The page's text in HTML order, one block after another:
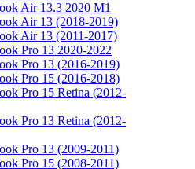
Air 13.3 2020 M1
Air 13 (2018-2019)
Air 13 (2011-2017)
Pro 13 2020-2022
Pro 13 (2016-2019)
Pro 15 (2016-2018)
Pro 15 Retina (2012-
Pro 13 Retina (2012-
Pro 13 (2009-2011)
Pro 15 (2008-2011)